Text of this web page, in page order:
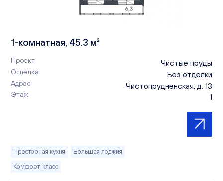
1-комнатная, 45.3 м²
Проект Чистые пруды
Отделка Без отделки
Адрес Чистопрудненская, д. 13
Этаж 1
Просторная кухня
Большая лоджия
Комфорт-класс